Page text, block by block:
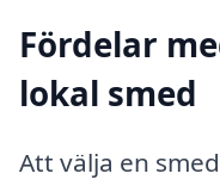
Fördelar
lokal smed
Att välja en